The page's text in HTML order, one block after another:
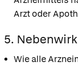
Arzt oder
5.
Wie alle